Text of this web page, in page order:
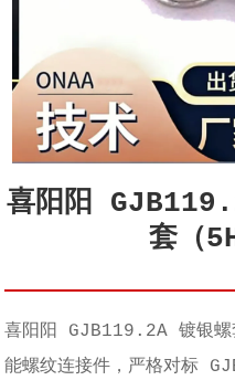
喜阳阳
套（
喜阳阳 GJB119.2A 镀银螺
能螺纹连接件，严格对标